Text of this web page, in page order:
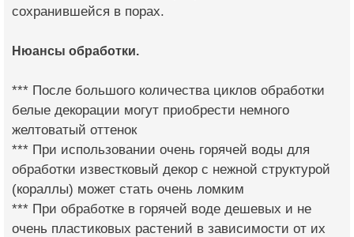
сохранившейся в порах.
Нюансы обработки.
*** После большого количества циклов обработки
белые декорации могут приобрести немного
желтоватый оттенок
*** При использовании очень горячей воды для
обработки известковый декор с нежной структурой
(кораллы) может стать очень ломким
*** При обработке в горячей воде дешевых и не
очень пластиковых растений в зависимости от их